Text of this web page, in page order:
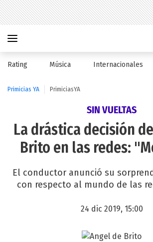
Rating Música Internacionales
Primicias YA PrimiciasYA
SIN VUELTAS
La drástica decisión
Brito en las redes:
El conductor anunció su
con respecto al mundo de las
24 dic 2019, 15:00